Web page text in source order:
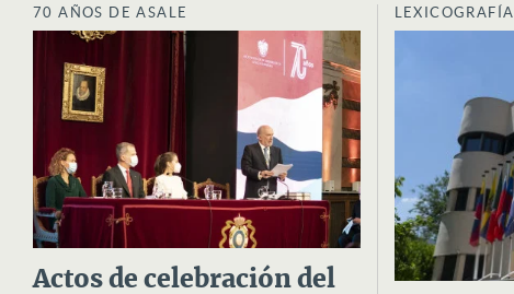
70 AÑOS DE ASALE
Actos de celebración del
LEXICOGRAFÍA